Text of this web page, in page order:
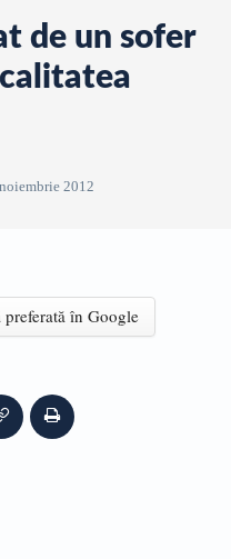
de un sofer
2012
în Google